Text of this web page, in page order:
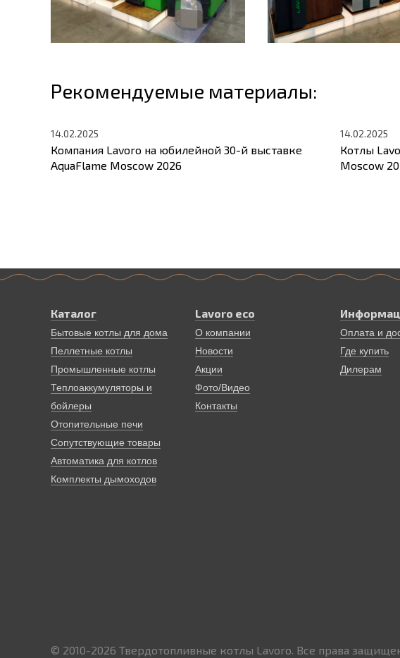
Рекомендуемые материалы:
14.02.2025
Компания Lavoro на юбилейной 30-й выставке
AquaFlame Moscow 2026
14.02.2025
Котлы
Moscow
Каталог
Бытовые котлы для дома
Пеллетные котлы
Промышленные котлы
Теплоаккумуляторы и
бойлеры
Отопительные печи
Сопутствующие товары
Автоматика для котлов
Комплекты дымоходов
Lavoro eco
О компании
Новости
Акции
Фото/Видео
Контакты
Оплата и
Где купить
Дилерам
© 2010-2026 Твердотопливные котлы Lavoro. Все права